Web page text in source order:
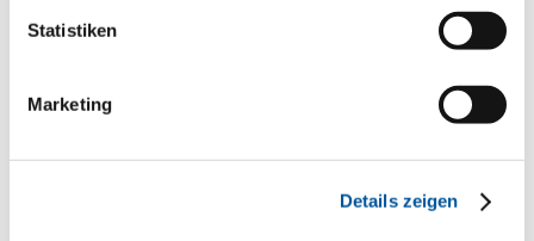
Statistiken
Marketing
Details zeigen